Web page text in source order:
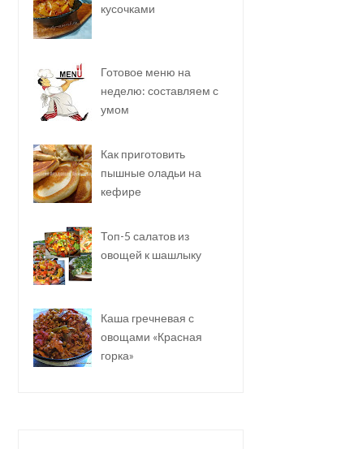
кусочками
Готовое меню на
неделю: составляем с
умом
Как приготовить
пышные оладьи на
кефире
Топ-5 салатов из
овощей к шашлыку
Каша гречневая с
овощами «Красная
горка»